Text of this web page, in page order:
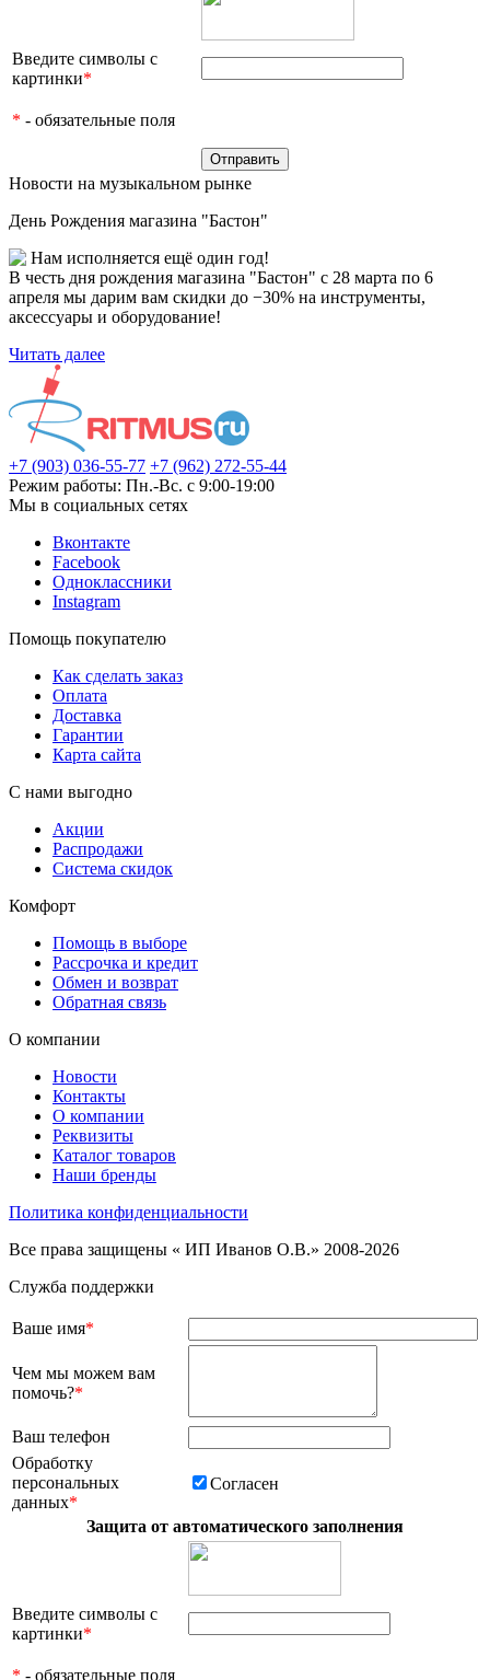
Введите символы с
картинки*
* - обязательные поля
Новости на музыкальном рынке
День Рождения магазина "Бастон"
Нам исполняется ещё один год!
В честь дня рождения магазина "Бастон" с 28 марта по 6
апреля мы дарим вам скидки до −30% на инструменты,
аксессуары и оборудование!
Читать далее
+7 (903) 036-55-77 +7 (962) 272-55-44
Режим работы: Пн.-Вс. с 9:00-19:00
Мы в социальных сетях
Вконтакте
Facebook
Одноклассники
Instagram
Помощь покупателю
Как сделать заказ
Оплата
Доставка
Гарантии
Карта сайта
С нами выгодно
Акции
Распродажи
Система скидок
Комфорт
Помощь в выборе
Рассрочка и кредит
Обмен и возврат
Обратная связь
О компании
Новости
Контакты
О компании
Реквизиты
Каталог товаров
Наши бренды
Политика конфиденциальности
Все права защищены « ИП Иванов О.В.» 2008-2026
Служба поддержки
Ваше имя*
Чем мы можем вам
помочь?*
Ваш телефон
Обработку
персональных
данных*
Согласен
Защита от автоматического заполнения
Введите символы с
картинки*
* - обязательные поля